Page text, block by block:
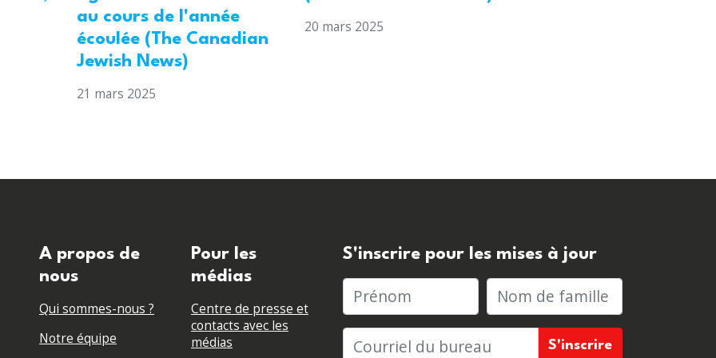
au cours de l'année
écoulée (The Canadian
Jewish News)
21 mars 2025
20 mars 2025
A propos de
nous
Qui sommes-nous ?
Notre équipe
Pour les
médias
Centre de presse et
contacts avec les
médias
S'inscrire pour les mises à jour
Prénom Nom de famille